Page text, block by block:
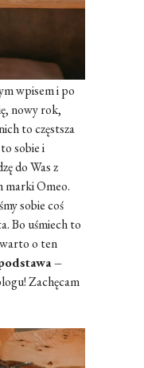
wpisem i po
nowy rok,
to częstsza
sobie i
do Was z
marki Omeo.
sobie coś
Bo uśmiech to
o ten
–
Zachęcam